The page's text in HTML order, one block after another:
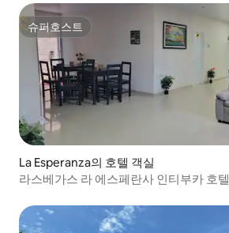
슈퍼호스트
슈퍼호스트
La Esperanza의 호텔 객실
라스베가스 라 에스페란사 인티부카 호텔